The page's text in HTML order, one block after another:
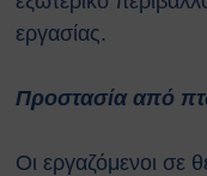
εργασίας.
Προστασία από
Οι εργαζόμενοι σε